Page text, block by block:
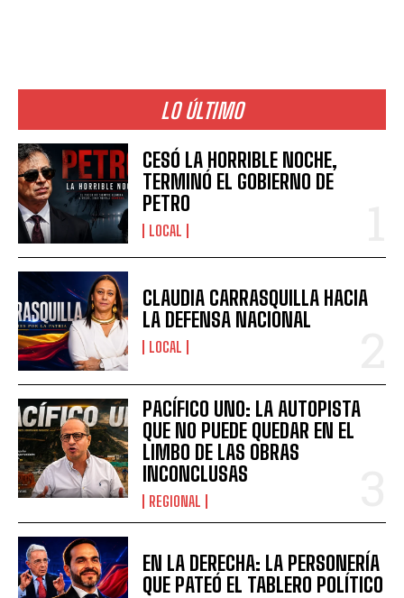
LO ÚLTIMO
CESÓ LA HORRIBLE NOCHE,
TERMINÓ EL GOBIERNO DE
PETRO
LOCAL
CLAUDIA CARRASQUILLA HACIA
LA DEFENSA NACIONAL
LOCAL
PACÍFICO UNO: LA AUTOPISTA
QUE NO PUEDE QUEDAR EN EL
LIMBO DE LAS OBRAS
INCONCLUSAS
REGIONAL
EN LA DERECHA: LA PERSONERÍA
QUE PATEÓ EL TABLERO POLÍTICO